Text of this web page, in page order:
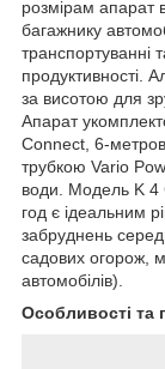
розмірам апарат
багажнику
транспортуванні
продуктивності.
за висотою для
Апарат
Connect, 6-
трубкою Vario
води. Модель K 4
год є ідеальним
забруднень
садових огорож,
автомобілів).
Особливості та